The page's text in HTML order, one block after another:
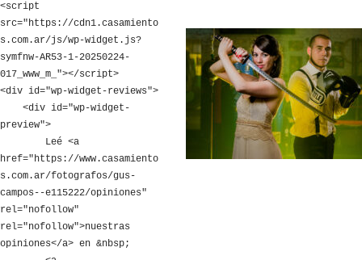
<script
src="https://cdn1.casamiento
s.com.ar/js/wp-widget.js?
symfnw-AR53-1-20250224-
017_www_m_"></script>
<div id="wp-widget-reviews">
preview">
href="https://www.casamiento
s.com.ar/fotografos/gus-
campos--e115222/opiniones"
rel="nofollow"
rel="nofollow">nuestras
opiniones</a> en &nbsp;